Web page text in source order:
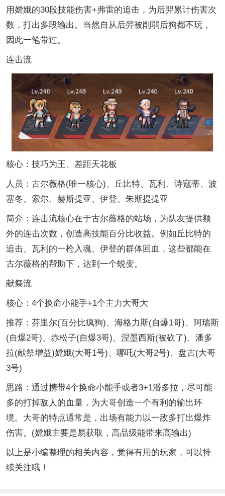
用嫦娥的30段技能伤害+弗雷的追击，为后羿累计伤害次
数，打出多段输出。当然自从后羿被削弱后狗都不玩，
因此一笔带过。
连击流
核心：技巧为王、差距天花板
人员：古尔薇格(唯一核心)、丘比特、瓦利、诗寇蒂、波
塞冬、索尔、赫斯提亚、伊登、朱斯提提亚
简介：连击流核心在于古尔薇格的站场，为队友提供额
外的连击次数，创造高技能百分比收益。例如丘比特的
追击、瓦利的一枪入魂、伊登的群体回血，这些都能在
古尔薇格的帮助下，达到一个蜕变。
献祭流
核心：4个换命小能手+1个主力大哥大
推荐：芬里尔(百分比疯狗)、海格力斯(自爆1哥)、阿瑞斯
(自爆2哥)、赤松子(自爆3哥)、涅墨西斯(被砍了)、潘多
拉(献祭增益)嫦娥(大哥1号)、哪吒(大哥2号)、盘古(大哥
3号)
思路：通过携带4个换命小能手或者3+1潘多拉，尽可能
多的打掉敌人的血量，为大哥创造一个有利的输出环
境。大哥的特点通常是，出场有能力以一敌多打出爆炸
伤害。(嫦娥主要是易获取，高品级能带来高输出)
以上是小编整理的相关内容，觉得有用的玩家，可以持
续关注哦！